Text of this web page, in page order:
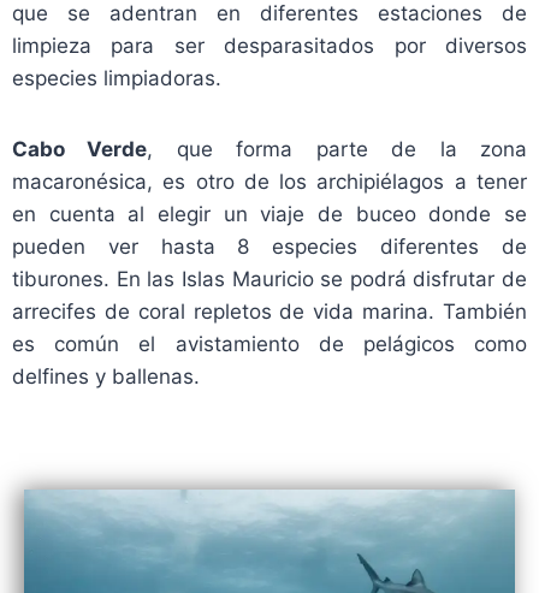
que se adentran en diferentes estaciones de
limpieza para ser desparasitados por diversos
especies limpiadoras.
Cabo Verde, que forma parte de la zona
macaronésica, es otro de los archipiélagos a tener
en cuenta al elegir un viaje de buceo donde se
pueden ver hasta 8 especies diferentes de
tiburones. En las Islas Mauricio se podrá disfrutar de
arrecifes de coral repletos de vida marina. También
es común el avistamiento de pelágicos como
delfines y ballenas.